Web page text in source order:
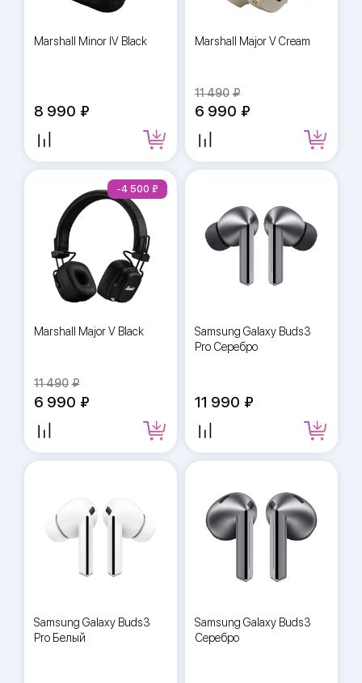
Marshall Minor IV Black
8 990
Marshall Major V Cream
11 490
6 990
Marshall Major V Black
11 490
6 990
-4 500
Samsung Galaxy Buds3
Pro Серебро
11 990
Samsung Galaxy Buds3
Pro Белый
Samsung Galaxy Buds3
Серебро